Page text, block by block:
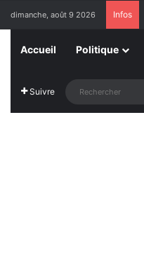
dimanche, août 9 2026 Infos
Accueil Politique
Suivre